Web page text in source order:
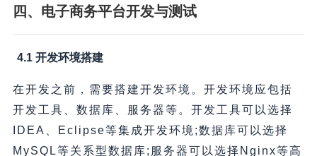
四、电子商务平台开发与测试
4.1 开发环境搭建
在开发之前，需要搭建开发环境。开发环境应包括
开发工具、数据库、服务器等。开发工具可以选择
IDEA、Eclipse等集成开发环境;数据库可以选择
MySQL等关系型数据库;服务器可以选择Nginx等高